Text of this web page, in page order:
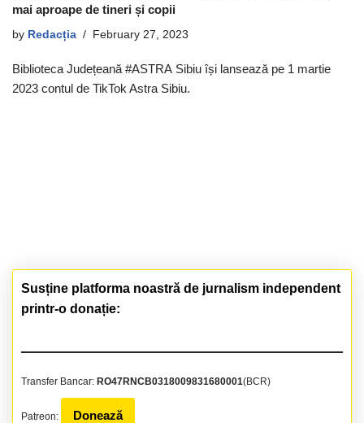
mai aproape de tineri și copii
by Redacția February 27, 2023
Biblioteca Județeană #ASTRA Sibiu își lansează pe 1 martie
2023 contul de TikTok Astra Sibiu.
Susține platforma noastră de jurnalism independent
printr-o donație:
Transfer Bancar: RO47RNCB0318009831680001(BCR)
Patreon: Donează